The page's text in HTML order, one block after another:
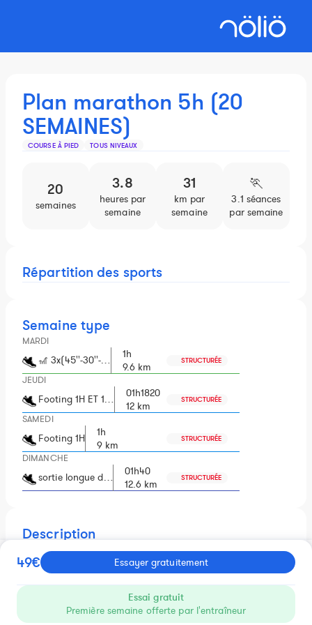
Plan marathon 5h (20
SEMAINES)
COURSE À PIED TOUS NIVEAUX
20
semaines
3.8
heures par
semaine
31
km par
semaine
🏃️
3.1 séances
par semaine
Répartition des sports
Semaine type
MARDI
🎢 3x(45''-30''-…
1h
9.6 km
STRUCTURÉE
JEUDI
Footing 1H ET 1…
01h1820
12 km
STRUCTURÉE
SAMEDI
Footing 1H
1h
9 km
STRUCTURÉE
DIMANCHE
sortie longue d…
01h40
12.6 km
STRUCTURÉE
Description
🏁 Plan Finisher — Objectif 4h00 à 5h00 49 €
Vous voulez franchir la ligne d'arrivée. Debout, fier, et sans
avoir explosé au 35ème kilomètre. C'est exactement pour ça
que ce plan a été construit.
20 semaines de préparation structurée, chargées
directement sur Nolio. 3 à 4 séances par semaine, un volume
49€ Essayer gratuitement
Essai gratuit
Première semaine offerte par l'entraîneur